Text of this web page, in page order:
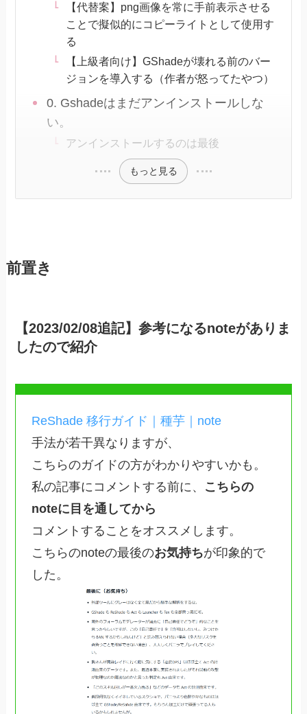
【代替案】png画像を常に手前表示させる
ことで擬似的にコピーライトとして使用す
る
【上級者向け】GShadeが壊れる前のバー
ジョンを導入する（作者が怒ってたやつ）
0. Gshadeはまだアンインストールしな
い。
アンインストールするのは最後
もっと見る
前置き
【2023/02/08追記】参考になるnoteがありま
したので紹介
ReShade 移行ガイド｜種芋｜note
手法が若干異なりますが、
こちらのガイドの方がわかりやすいかも。
私の記事にコメントする前に、
こちらの
noteに目を通してから
コメントすることをオススメします。
こちらのnoteの最後のお気持ちが印象的で
した。